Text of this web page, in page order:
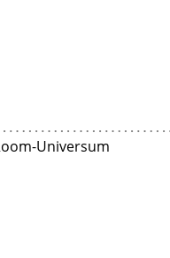
Universum